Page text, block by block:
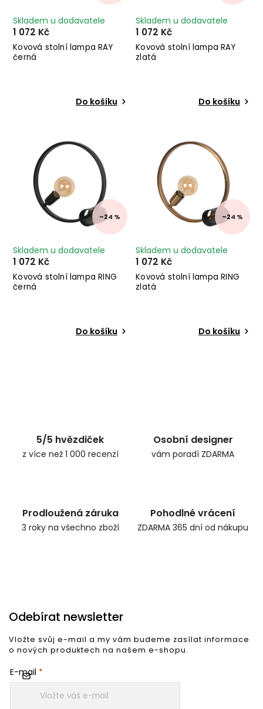
Kovová stolní lampa RAY
černá
Skladem u dodavatele
1 072 Kč
Do košíku
Kovová stolní lampa RAY
zlatá
Skladem u dodavatele
1 072 Kč
Do košíku
–24 %
Kovová stolní lampa RING
černá
Skladem u dodavatele
1 072 Kč
Do košíku
–24 %
Kovová stolní lampa RING
zlatá
Skladem u dodavatele
1 072 Kč
Do košíku
5/5 hvězdiček
z více než 1 000 recenzí
Osobní designer
vám poradí ZDARMA
Prodloužená záruka
3 roky na všechno zboží
Pohodlné vrácení
ZDARMA 365 dní od nákupu
Odebírat newsletter
Vložte svůj e-mail a my vám budeme zasílat informace
o nových produktech na našem e-shopu.
E-mail